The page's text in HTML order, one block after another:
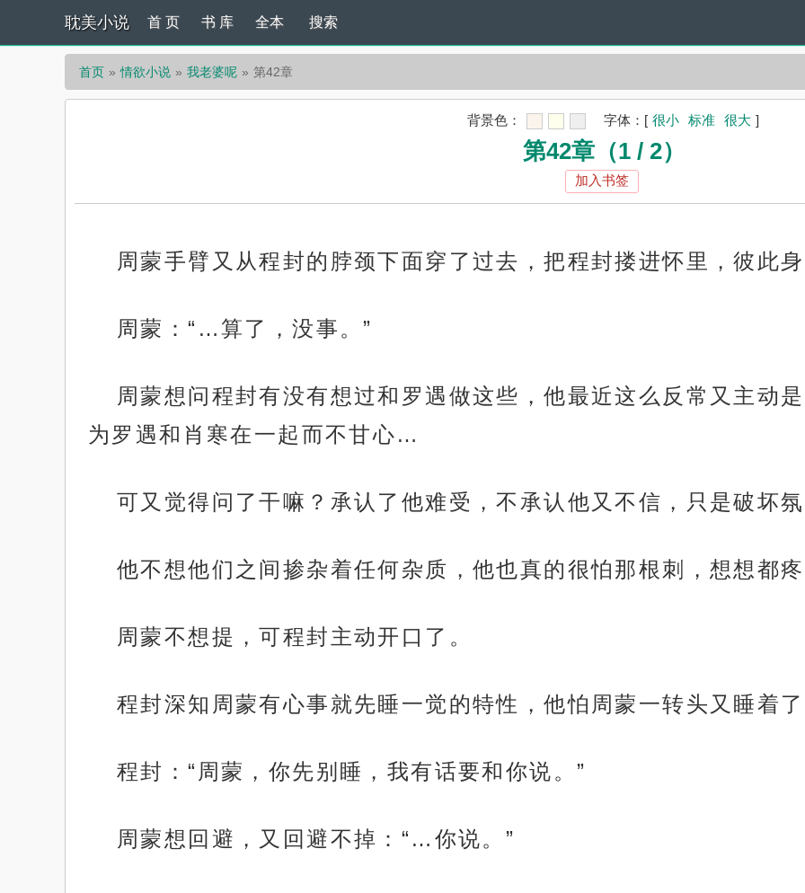
耽美小说 首 页 书 库 全本 搜索
首页 情欲小说 我老婆呢 第42章
背景色： 字体： [ 很小 标准 很大 ]
第42章（1 / 2）
加入书签
周蒙手臂又从程封的脖颈下面穿了过去，把程封搂进怀里，彼此
周蒙：“…算了，没事。”
周蒙想问程封有没有想过和罗遇做这些，他最近这么反常又主动
为罗遇和肖寒在一起而不甘心…
可又觉得问了干嘛？承认了他难受，不承认他又不信，只是破坏
他不想他们之间掺杂着任何杂质，他也真的很怕那根刺，想想都
周蒙不想提，可程封主动开口了。
程封深知周蒙有心事就先睡一觉的特性，他怕周蒙一转头又睡着
程封：“周蒙，你先别睡，我有话要和你说。”
周蒙想回避，又回避不掉：“…你说。”